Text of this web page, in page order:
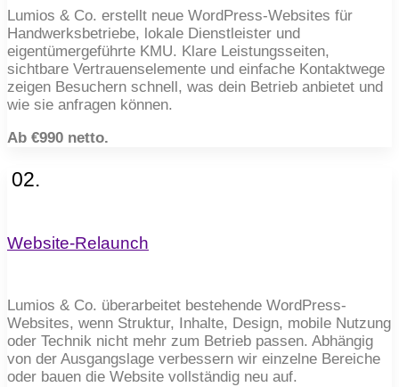
Lumios & Co. erstellt neue WordPress-Websites für
Handwerksbetriebe, lokale Dienstleister und
eigentümergeführte KMU. Klare Leistungsseiten,
sichtbare Vertrauenselemente und einfache Kontaktwege
zeigen Besuchern schnell, was dein Betrieb anbietet und
wie sie anfragen können.
Ab €990 netto.
02.
Website-Relaunch
Lumios & Co. überarbeitet bestehende WordPress-
Websites, wenn Struktur, Inhalte, Design, mobile Nutzung
oder Technik nicht mehr zum Betrieb passen. Abhängig
von der Ausgangslage verbessern wir einzelne Bereiche
oder bauen die Website vollständig neu auf.